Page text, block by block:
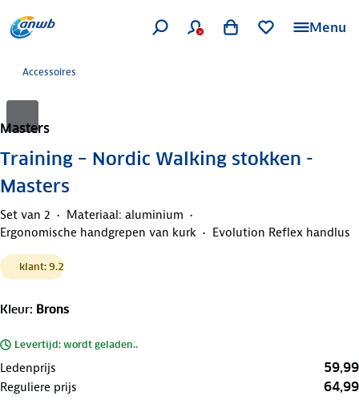
Menu
Accessoires
Masters
Training – Nordic Walking stokken -
Masters
Set van 2
Materiaal: aluminium
Ergonomische handgrepen van kurk
Evolution Reflex handlus
klant: 9.2
Kleur: Brons
Levertijd: wordt geladen..
Ledenprijs 59,99
Reguliere prijs 64,99